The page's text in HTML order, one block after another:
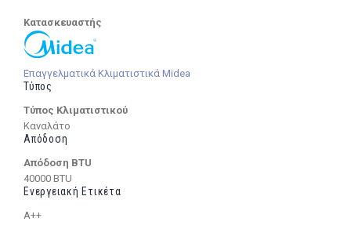
Κατασκευαστής
Επαγγελματικά Κλιματιστικά Midea
Τύπος
Τύπος Κλιματιστικού
Καναλάτο
Απόδοση
Απόδοση BTU
40000 BTU
Ενεργειακή Ετικέτα
A++